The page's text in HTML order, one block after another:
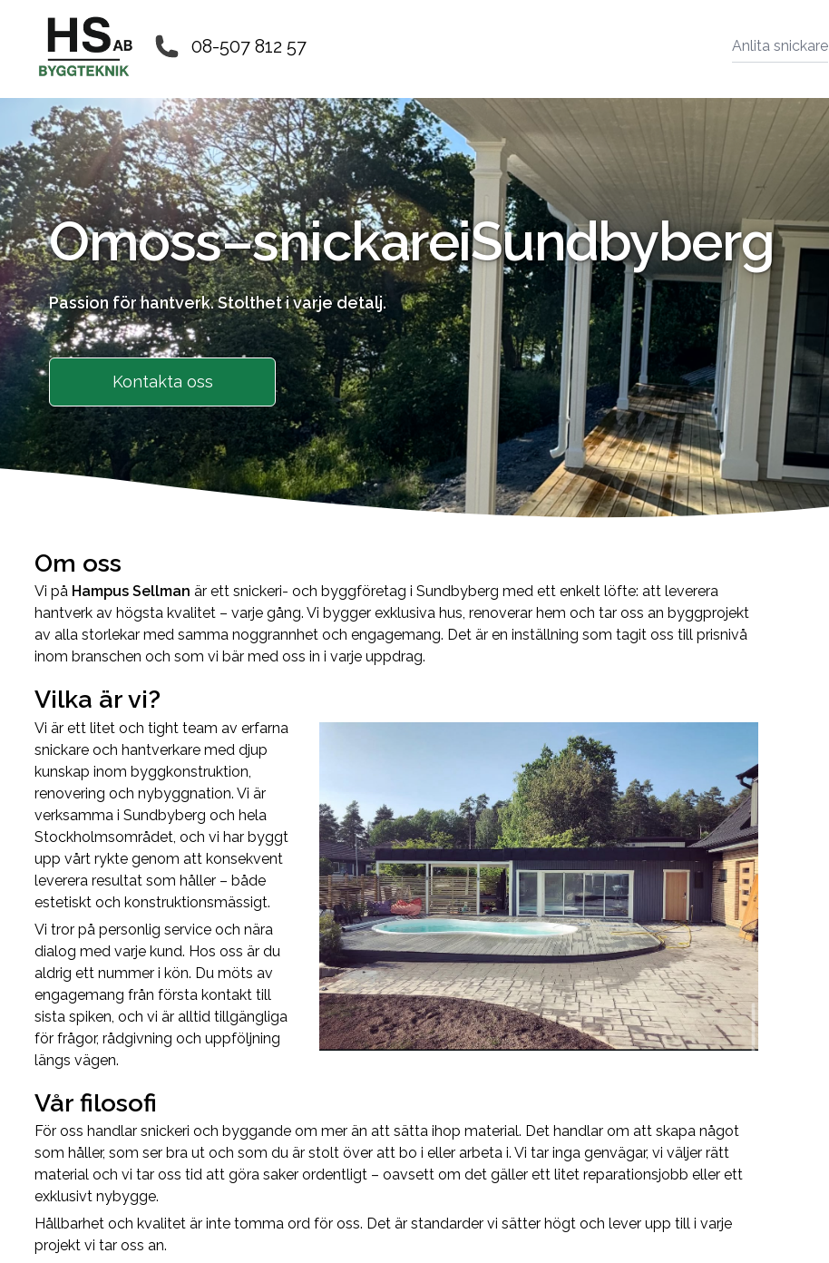
08-507 812 57 Anlita snickare
Omoss–snickareiSundbyberg
Passion för hantverk. Stolthet i varje detalj.
Kontakta oss
Om oss
Vi på Hampus Sellman är ett snickeri- och byggföretag i Sundbyberg med ett enkelt löfte: att leverera
hantverk av högsta kvalitet – varje gång. Vi bygger exklusiva hus, renoverar hem och tar oss an byggprojekt
av alla storlekar med samma noggrannhet och engagemang. Det är en inställning som tagit oss till prisnivå
inom branschen och som vi bär med oss in i varje uppdrag.
Vilka är vi?
Vi är ett litet och tight team av erfarna
snickare och hantverkare med djup
kunskap inom byggkonstruktion,
renovering och nybyggnation. Vi är
verksamma i Sundbyberg och hela
Stockholmsområdet, och vi har byggt
upp vårt rykte genom att konsekvent
leverera resultat som håller – både
estetiskt och konstruktionsmässigt.
Vi tror på personlig service och nära
dialog med varje kund. Hos oss är du
aldrig ett nummer i kön. Du möts av
engagemang från första kontakt till
sista spiken, och vi är alltid tillgängliga
för frågor, rådgivning och uppföljning
längs vägen.
Vår filosofi
För oss handlar snickeri och byggande om mer än att sätta ihop material. Det handlar om att skapa något
som håller, som ser bra ut och som du är stolt över att bo i eller arbeta i. Vi tar inga genvägar, vi väljer rätt
material och vi tar oss tid att göra saker ordentligt – oavsett om det gäller ett litet reparationsjobb eller ett
exklusivt nybygge.
Hållbarhet och kvalitet är inte tomma ord för oss. Det är standarder vi sätter högt och lever upp till i varje
projekt vi tar oss an.